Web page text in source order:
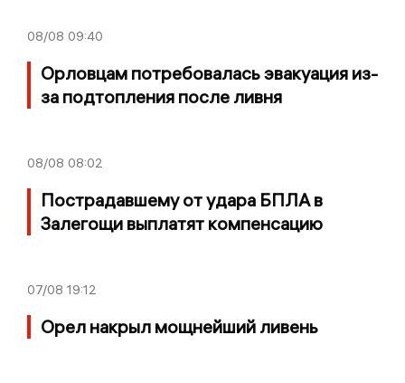
08/08 09:40
Орловцам потребовалась эвакуация из-
за подтопления после ливня
08/08 08:02
Пострадавшему от удара БПЛА в
Залегощи выплатят компенсацию
07/08 19:12
Орел накрыл мощнейший ливень